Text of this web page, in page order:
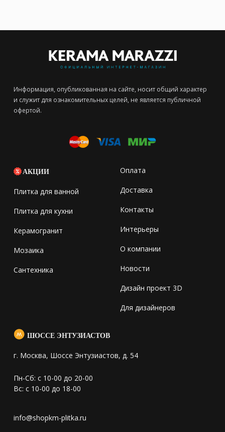
Информация, опубликованная на сайте, носит общий характер
и служит для ознакомительных целей, не является публичной
офертой.
АКЦИИ
Плитка для ванной
Плитка для кухни
Керамогранит
Мозаика
Сантехника
Оплата
Доставка
Контакты
Интерьеры
О компании
Новости
Дизайн проект 3D
Для дизайнеров
ШОССЕ ЭНТУЗИАСТОВ
г. Москва, Шоссе Энтузиастов, д. 54
Пн-Сб: с 10-00 до 20-00
Вс: с 10-00 до 18-00
info@shopkm-plitka.ru